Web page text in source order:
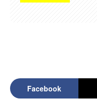
Facebook